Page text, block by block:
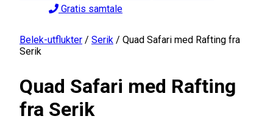
Gratis samtale
Belek-utflukter / Serik / Quad Safari med Rafting fra
Serik
Quad Safari med Rafting
fra Serik